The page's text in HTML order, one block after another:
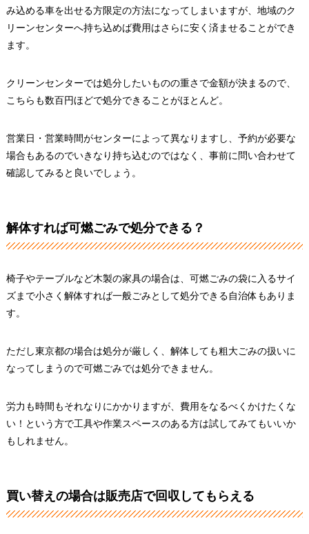
み込める車を出せる方限定の方法になってしまいますが、地域のク
リーンセンターへ持ち込めば費用はさらに安く済ませることができ
ます。
クリーンセンターでは処分したいものの重さで金額が決まるので、
こちらも数百円ほどで処分できることがほとんど。
営業日・営業時間がセンターによって異なりますし、予約が必要な
場合もあるのでいきなり持ち込むのではなく、事前に問い合わせて
確認してみると良いでしょう。
解体すれば可燃ごみで処分できる？
椅子やテーブルなど木製の家具の場合は、可燃ごみの袋に入るサイ
ズまで小さく解体すれば一般ごみとして処分できる自治体もありま
す。
ただし東京都の場合は処分が厳しく、解体しても粗大ごみの扱いに
なってしまうので可燃ごみでは処分できません。
労力も時間もそれなりにかかりますが、費用をなるべくかけたくな
い！という方で工具や作業スペースのある方は試してみてもいいか
もしれません。
買い替えの場合は販売店で回収してもらえる